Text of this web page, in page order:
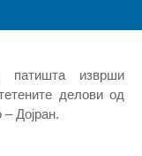
патишта изврши
делови од
Дојран.